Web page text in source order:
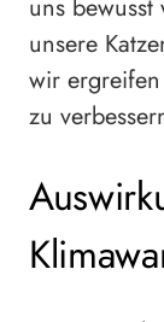
uns
unsere
wir
zu